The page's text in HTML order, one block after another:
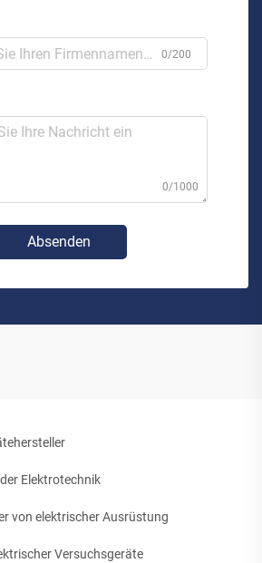
0/200
0/1000
Absenden
Elektrotechnik
von elektrischer Ausrüstung
Versuchsgeräte